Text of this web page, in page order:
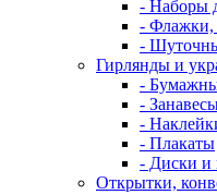
- Наборы
- Флажки,
-
Гирлянды и
-
-
-
- Плакаты
- Диски
Открытки,